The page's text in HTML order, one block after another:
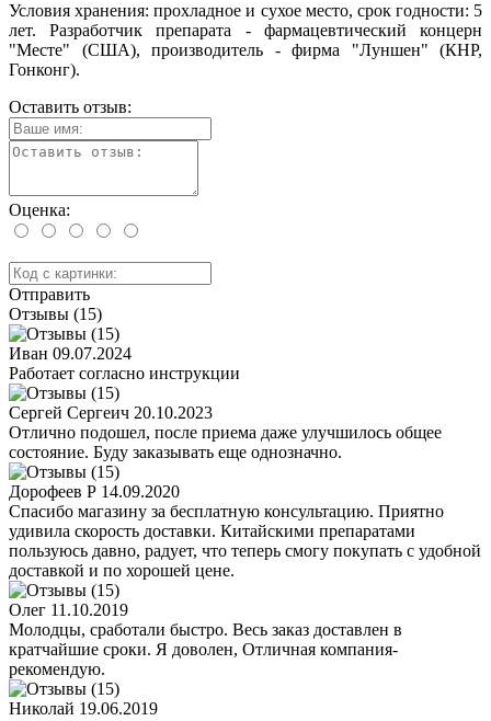
Условия хранения: прохладное и сухое место, срок годности: 5
лет. Разработчик препарата - фармацевтический концерн
"Месте" (США), производитель - фирма "Луншен" (КНР,
Гонконг).
Оставить отзыв:
Оценка:
Отправить
Отзывы (15)
Иван 09.07.2024
Работает согласно инструкции
Сергей Сергеич 20.10.2023
Отлично подошел, после приема даже улучшилось общее
состояние. Буду заказывать еще однозначно.
Дорофеев Р 14.09.2020
Спасибо магазину за бесплатную консультацию. Приятно
удивила скорость доставки. Китайскими препаратами
пользуюсь давно, радует, что теперь смогу покупать с удобной
доставкой и по хорошей цене.
Олег 11.10.2019
Молодцы, сработали быстро. Весь заказ доставлен в
кратчайшие сроки. Я доволен, Отличная компания-
рекомендую.
Николай 19.06.2019